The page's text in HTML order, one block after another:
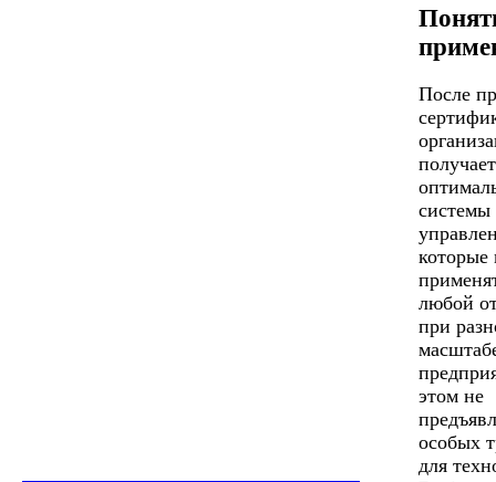
После
получает
системы
которые
любой
при
этом не
особых
для